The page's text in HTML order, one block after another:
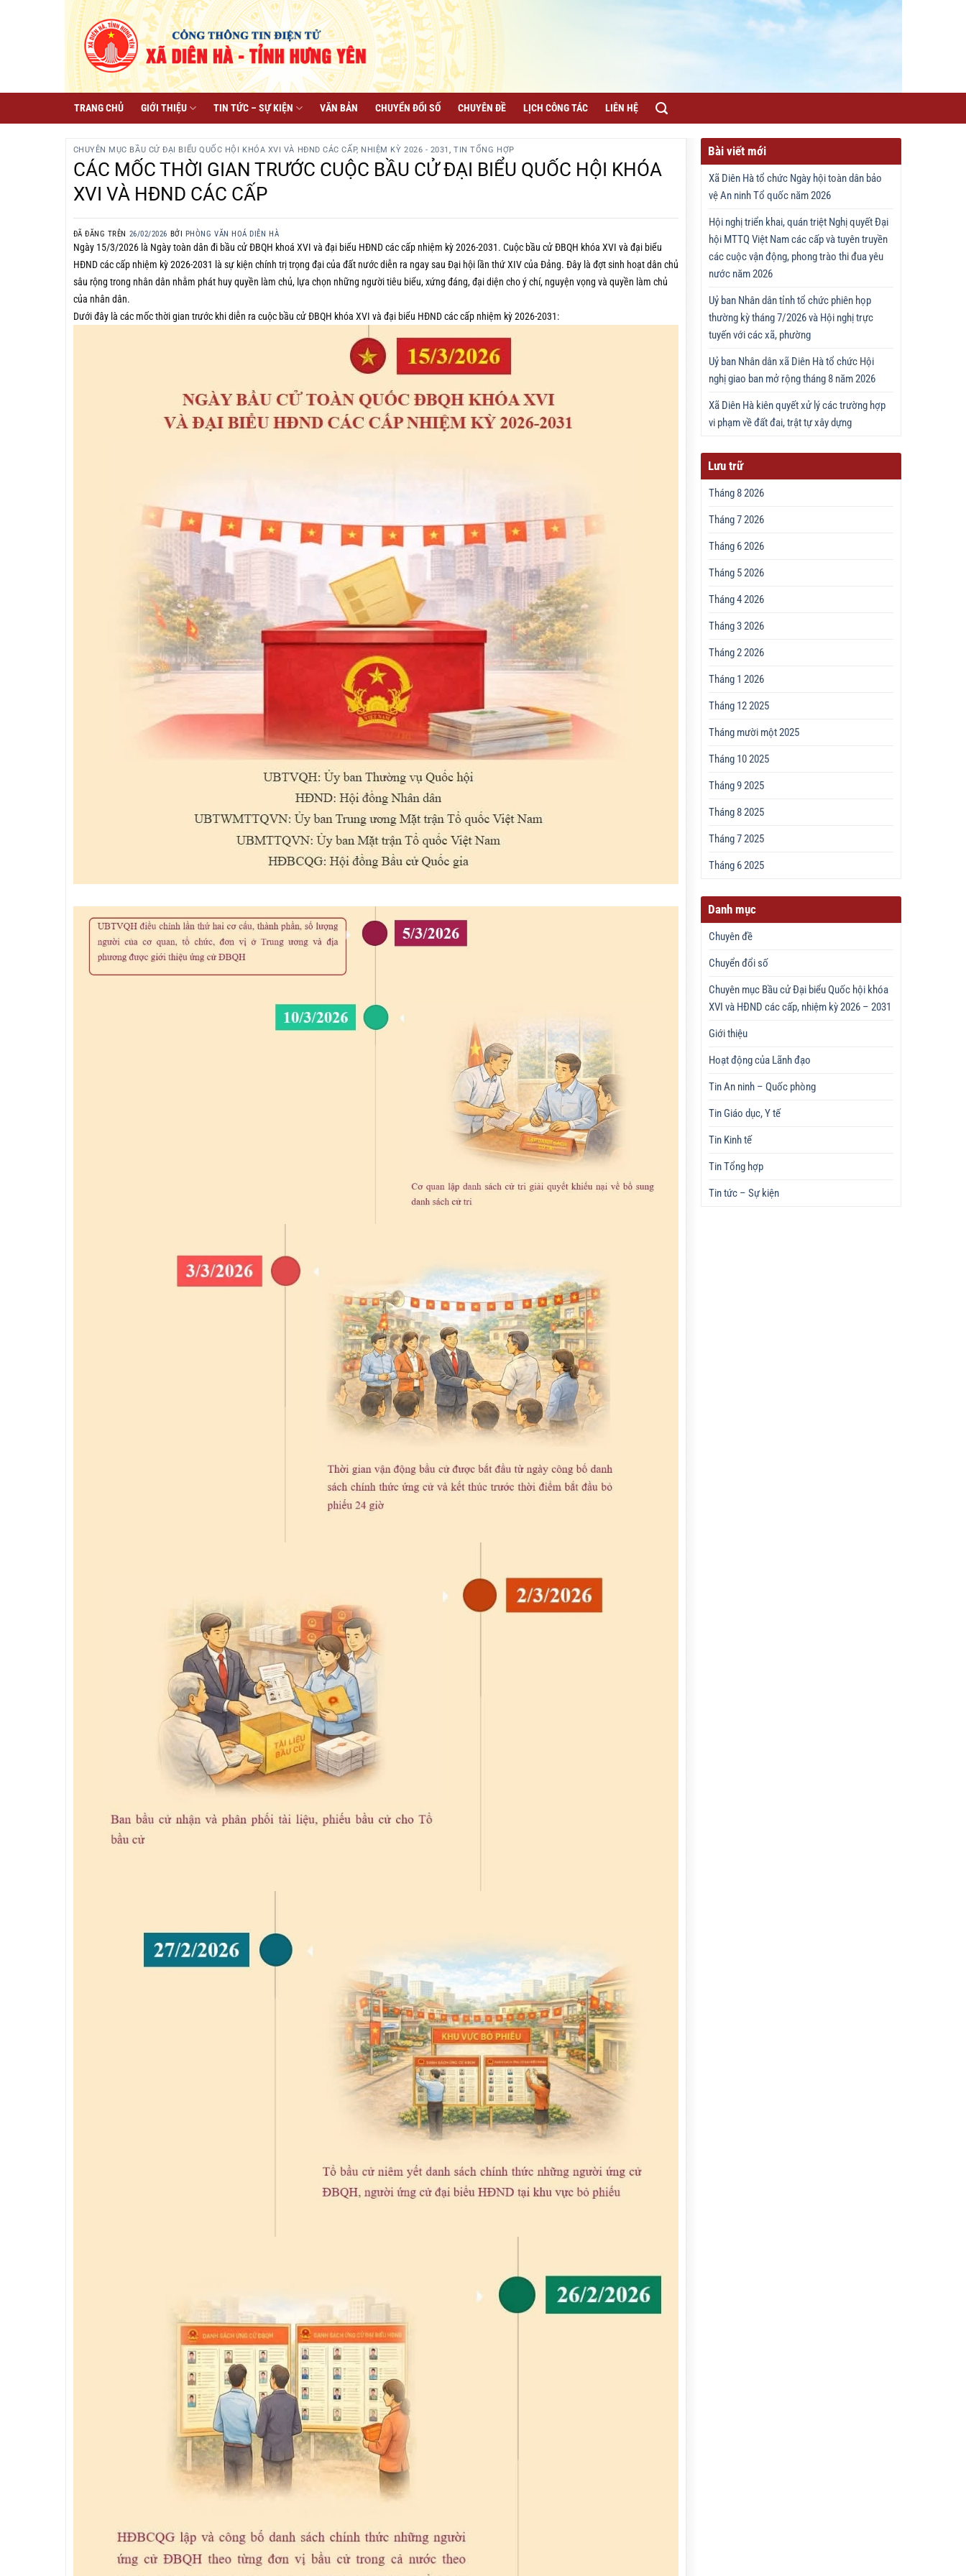
TRANG CHỦ GIỚI THIỆU TIN TỨC – SỰ KIỆN VĂN BẢN CHUYỂN ĐỔI SỐ CHUYÊN ĐỀ LỊCH CÔNG TÁC LIÊN HỆ
CHUYÊN MỤC BẦU CỬ ĐẠI BIỂU QUỐC HỘI KHÓA XVI VÀ HĐND CÁC CẤP, NHIỆM KỲ 2026 - 2031,TIN TỔNG HỢP
CÁC MỐC THỜI GIAN TRƯỚC CUỘC BẦU CỬ ĐẠI BIỂU QUỐC HỘI KHÓA
XVI VÀ HĐND CÁC CẤP
ĐÃ ĐĂNG TRÊN 26/02/2026 BỞI PHÒNG VĂN HOÁ DIÊN HÀ
Ngày 15/3/2026 là Ngày toàn dân đi bầu cử ĐBQH khoá XVI và đại biểu HĐND các cấp nhiệm kỳ 2026-2031. Cuộc bầu cử ĐBQH khóa XVI và đại biểu
HĐND các cấp nhiệm kỳ 2026-2031 là sự kiện chính trị trọng đại của đất nước diễn ra ngay sau Đại hội lần thứ XIV của Đảng. Đây là đợt sinh hoạt dân chủ
sâu rộng trong nhân dân nhằm phát huy quyền làm chủ, lựa chọn những người tiêu biểu, xứng đáng, đại diện cho ý chí, nguyện vọng và quyền làm chủ
của nhân dân.
Dưới đây là các mốc thời gian trước khi diễn ra cuộc bầu cử ĐBQH khóa XVI và đại biểu HĐND các cấp nhiệm kỳ 2026-2031:
Bài viết mới
Xã Diên Hà tổ chức Ngày hội toàn dân bảo
vệ An ninh Tổ quốc năm 2026
Hội nghị triển khai, quán triệt Nghị quyết Đại
hội MTTQ Việt Nam các cấp và tuyên truyền
các cuộc vận động, phong trào thi đua yêu
nước năm 2026
Uỷ ban Nhân dân tỉnh tổ chức phiên họp
thường kỳ tháng 7/2026 và Hội nghị trực
tuyến với các xã, phường
Uỷ ban Nhân dân xã Diên Hà tổ chức Hội
nghị giao ban mở rộng tháng 8 năm 2026
Xã Diên Hà kiên quyết xử lý các trường hợp
vi phạm về đất đai, trật tự xây dựng
Lưu trữ
Tháng 8 2026
Tháng 7 2026
Tháng 6 2026
Tháng 5 2026
Tháng 4 2026
Tháng 3 2026
Tháng 2 2026
Tháng 1 2026
Tháng 12 2025
Tháng mười một 2025
Tháng 10 2025
Tháng 9 2025
Tháng 8 2025
Tháng 7 2025
Tháng 6 2025
Danh mục
Chuyên đề
Chuyển đổi số
Chuyên mục Bầu cử Đại biểu Quốc hội khóa
XVI và HĐND các cấp, nhiệm kỳ 2026 – 2031
Giới thiệu
Hoạt động của Lãnh đạo
Tin An ninh – Quốc phòng
Tin Giáo dục, Y tế
Tin Kinh tế
Tin Tổng hợp
Tin tức – Sự kiện